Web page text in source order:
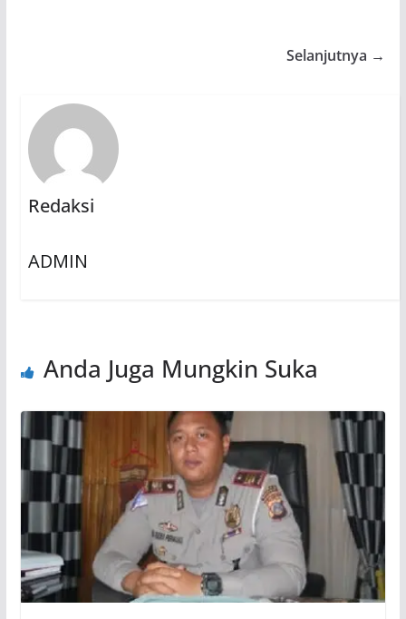
Selanjutnya →
Redaksi
ADMIN
Anda Juga Mungkin Suka